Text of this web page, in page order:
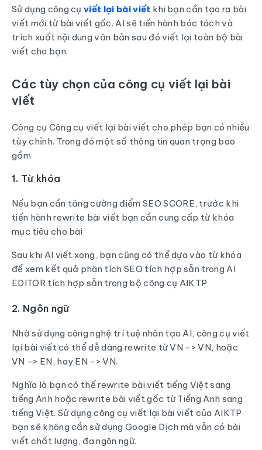
Sử dụng công cụviết lại bài viết khi bạn cần tạo ra bài
viết mới từ bài viết gốc. AI sẽ tiến hành bóc tách và
trích xuất nội dung văn bản sau đó viết lại toàn bộ bài
viết cho bạn.
Các tùy chọn của công cụ viết lại bài
viết
Công cụ Công cụ viết lại bài viết cho phép bạn có nhiều
tùy chỉnh. Trong đó một số thông tin quan trọng bao
gồm
1. Từ khóa
Nếu bạn cần tăng cường điểm SEO SCORE, trước khi
tiến hành rewrite bài viết bạn cần cung cấp từ khóa
mục tiêu cho bài
Sau khi AI viết xong, bạn cũng có thể dựa vào từ khóa
để xem kết quả phân tích SEO tích hợp sẵn trong AI
EDITOR tích hợp sẵn trong bộ công cụ AIKTP
2. Ngôn ngữ
Nhờ sử dụng công nghệ trí tuệ nhân tạo AI, công cụ viết
lại bài viết có thể dễ dàng rewrite từ VN -> VN, hoặc
VN -> EN, hay EN -> VN.
Nghĩa là bạn có thể rewrite bài viết tiếng Việt sang
tiếng Anh hoặc rewrite bài viết gốc từ Tiếng Anh sang
tiếng Việt. Sử dụng công cụ viết lại bài viết của AIKTP
bạn sẽ không cần sử dụng Google Dịch mà vẫn có bài
viết chất lượng, đa ngôn ngữ.